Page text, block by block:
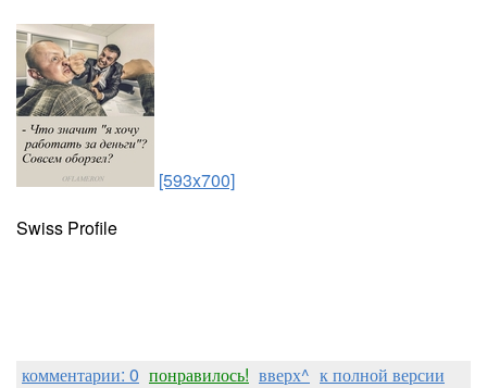
[593x700]
Swiss Profile
комментарии: 0 понравилось! вверх^ к полной версии